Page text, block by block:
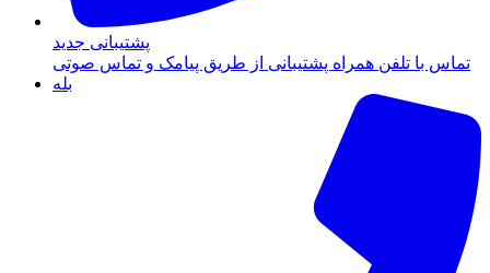
پشتیبانی جدید
تماس با تلفن همراه پشتیبانی از طریق پیامک و تماس صوتی
بله